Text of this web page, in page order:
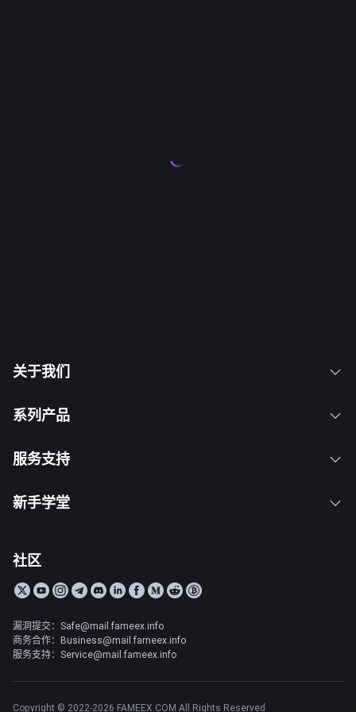
关于我们
系列产品
服务支持
新手学堂
社区
漏洞提交：Safe@mail.fameex.info
商务合作：Business@mail.fameex.info
服务支持：Service@mail.fameex.info
Copyright © 2022-2026 FAMEEX.COM All Rights Reserved